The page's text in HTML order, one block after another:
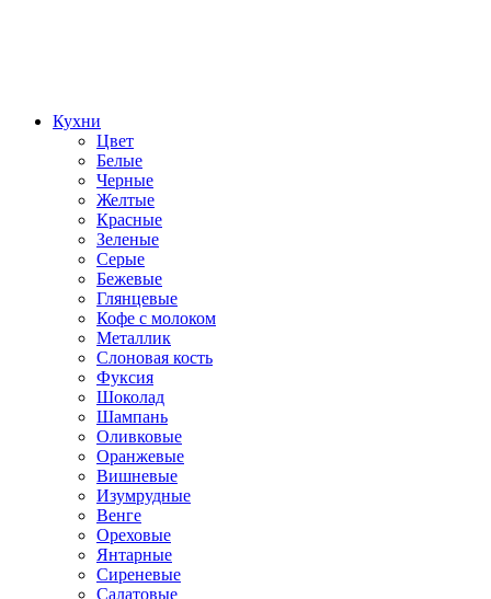
Кухни
Цвет
Белые
Черные
Желтые
Красные
Зеленые
Серые
Бежевые
Глянцевые
Кофе с молоком
Металлик
Слоновая кость
Фуксия
Шоколад
Шампань
Оливковые
Оранжевые
Вишневые
Изумрудные
Венге
Ореховые
Янтарные
Сиреневые
Салатовые